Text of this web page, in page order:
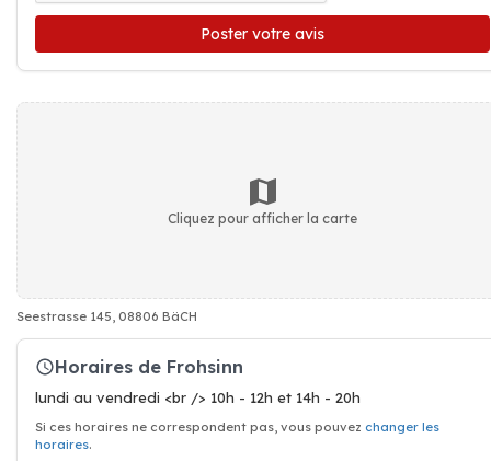
Poster votre avis
Cliquez pour afficher la carte
Seestrasse 145, 08806 BäCH
Horaires de Frohsinn
lundi au vendredi <br /> 10h - 12h et 14h - 20h
Si ces horaires ne correspondent pas, vous pouvez changer les
horaires.